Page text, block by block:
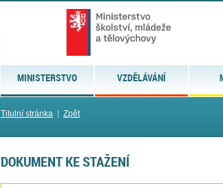
MINISTERSTVO VZDĚLÁVÁNÍ
Titulní stránka Zpět
DOKUMENT KE STAŽENÍ